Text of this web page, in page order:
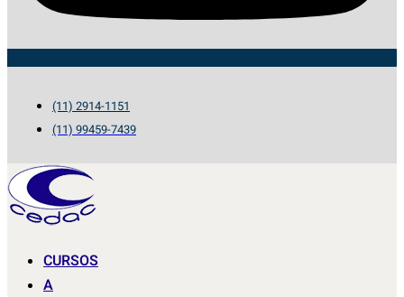
(11) 2914-1151
(11) 99459-7439
CURSOS
A